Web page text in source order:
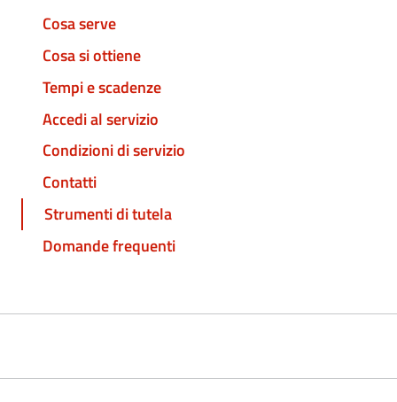
Cosa serve
Cosa si ottiene
Tempi e scadenze
Accedi al servizio
Condizioni di servizio
Contatti
Strumenti di tutela
Domande frequenti